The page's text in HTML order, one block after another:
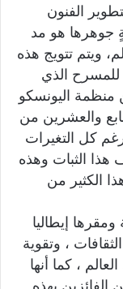
الفنون
جوهرها هو مد
ويتم تتويج هذه
للمسرح الذي
منظمة اليونسكو
والعشرين من
كل التغيرات
هذا الثبات وهذه
الكثير من
إيطاليا
، وتقوية
، كما أنها